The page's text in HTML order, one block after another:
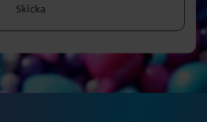
Skicka